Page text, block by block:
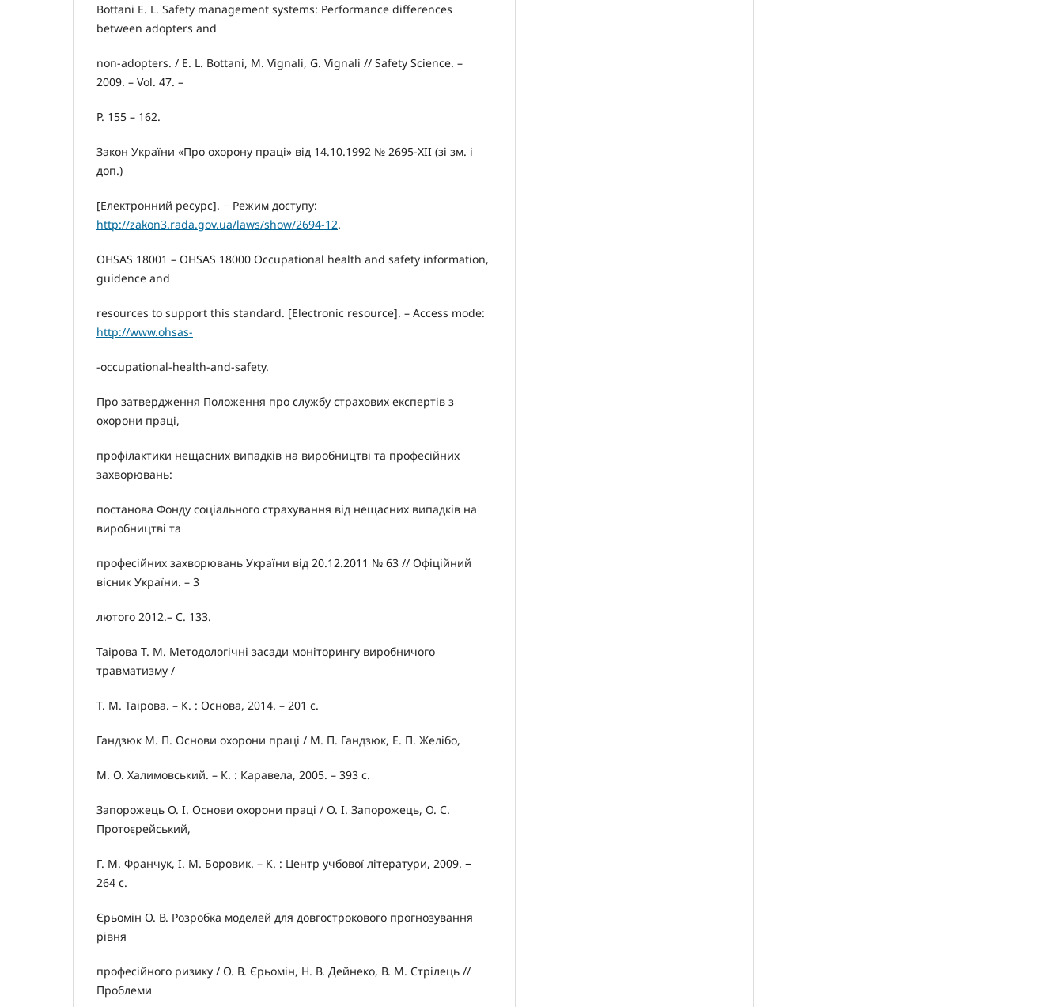
Bottani E. L. Safety management systems: Performance differences
between adopters and
non-adopters. / E. L. Bottani, M. Vignali, G. Vignali // Safety Science. –
2009. – Vol. 47. –
Р. 155 – 162.
Закон України «Про охорону праці» від 14.10.1992 № 2695-XII (зі зм. і
доп.)
[Електронний ресурс]. − Режим доступу:
http://zakon3.rada.gov.ua/laws/show/2694-12.
OHSAS 18001 – OHSAS 18000 Occupational health and safety information,
guidence and
resources to support this standard. [Electronic resource]. – Access mode:
http://www.ohsas-
-occupational-health-and-safety.
Про затвердження Положення про службу страхових експертів з
охорони праці,
профілактики нещасних випадків на виробництві та професійних
захворювань:
постанова Фонду соціального страхування від нещасних випадків на
виробництві та
професійних захворювань України від 20.12.2011 № 63 // Офіційний
вісник України. – 3
лютого 2012.– С. 133.
Таірова Т. М. Методологічні засади моніторингу виробничого
травматизму /
Т. М. Таірова. – К. : Основа, 2014. – 201 с.
Гандзюк М. П. Основи охорони праці / М. П. Гандзюк, Е. П. Желібо,
М. О. Халимовський. – К. : Каравела, 2005. – 393 с.
Запорожець О. І. Основи охорони праці / О. І. Запорожець, О. С.
Протоєрейський,
Г. М. Франчук, І. М. Боровик. – К. : Центр учбової літератури, 2009. −
264 с.
Єрьомін О. В. Розробка моделей для довгострокового прогнозування
рівня
професійного ризику / О. В. Єрьомін, Н. В. Дейнеко, В. М. Стрілець //
Проблеми